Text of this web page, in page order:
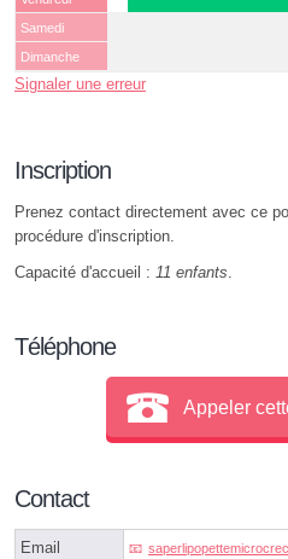
Samedi
Dimanche
Signaler une erreur
Inscription
Prenez contact directement avec ce
procédure d'inscription.
Capacité d'accueil : 11 enfants.
Téléphone
Appeler
Contact
Email